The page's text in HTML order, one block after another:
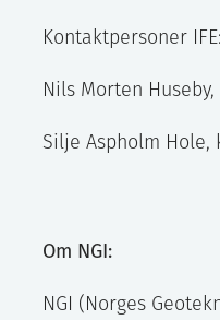
Kontaktpersoner IFE:
Nils Morten
Silje Aspholm Hole,
Om NGI:
NGI (Norges